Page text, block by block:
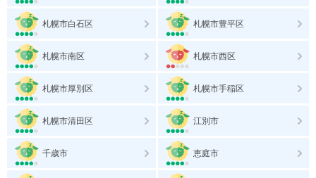
札幌市白石区 札幌市豊平区
札幌市南区 札幌市西区
札幌市厚別区 札幌市手稲区
札幌市清田区 江別市
千歳市 恵庭市